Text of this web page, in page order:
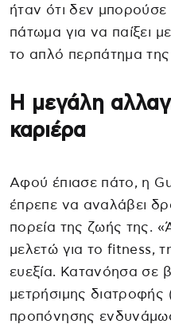
ήταν ότι δεν μπορούσε
πάτωμα για να παίξει
το απλό περπάτημα
Η μεγάλη
καριέρα
Αφού έπιασε πάτο, η
έπρεπε να αναλάβει
πορεία της ζωής της.
μελετώ για το fitness,
ευεξία. Κατανόησα σε
μετρήσιμης
προπόνησης